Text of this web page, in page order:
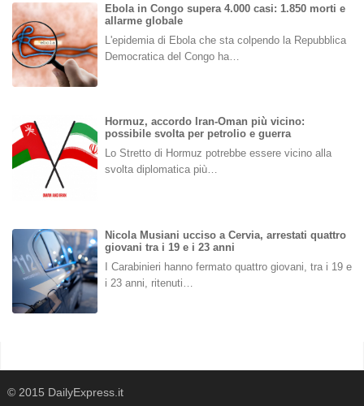
Ebola in Congo supera 4.000 casi: 1.850 morti e
allarme globale
L'epidemia di Ebola che sta colpendo la Repubblica
Democratica del Congo ha…
Hormuz, accordo Iran-Oman più vicino:
possibile svolta per petrolio e guerra
Lo Stretto di Hormuz potrebbe essere vicino alla
svolta diplomatica più…
Nicola Musiani ucciso a Cervia, arrestati quattro
giovani tra i 19 e i 23 anni
I Carabinieri hanno fermato quattro giovani, tra i 19 e
i 23 anni, ritenuti…
© 2015 DailyExpress.it